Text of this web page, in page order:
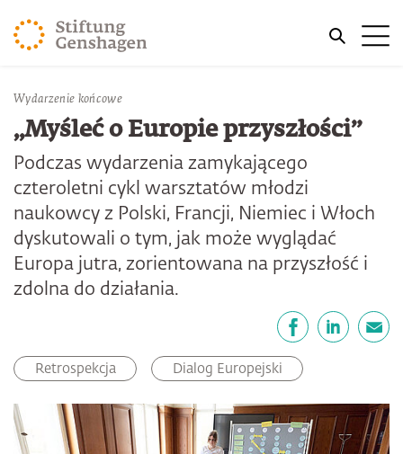
PRZJDŹ DO TREŚCI GŁÓWNEJ
PRZEJDŹ DO WYSZUKIWARKI
Wydarzenie końcowe
„Myśleć o Europie przyszłości”
Podczas wydarzenia zamykającego
czteroletni cykl warsztatów młodzi
naukowcy z Polski, Francji, Niemiec i Włoch
dyskutowali o tym, jak może wyglądać
Europa jutra, zorientowana na przyszłość i
zdolna do działania.
Retrospekcja Dialog Europejski